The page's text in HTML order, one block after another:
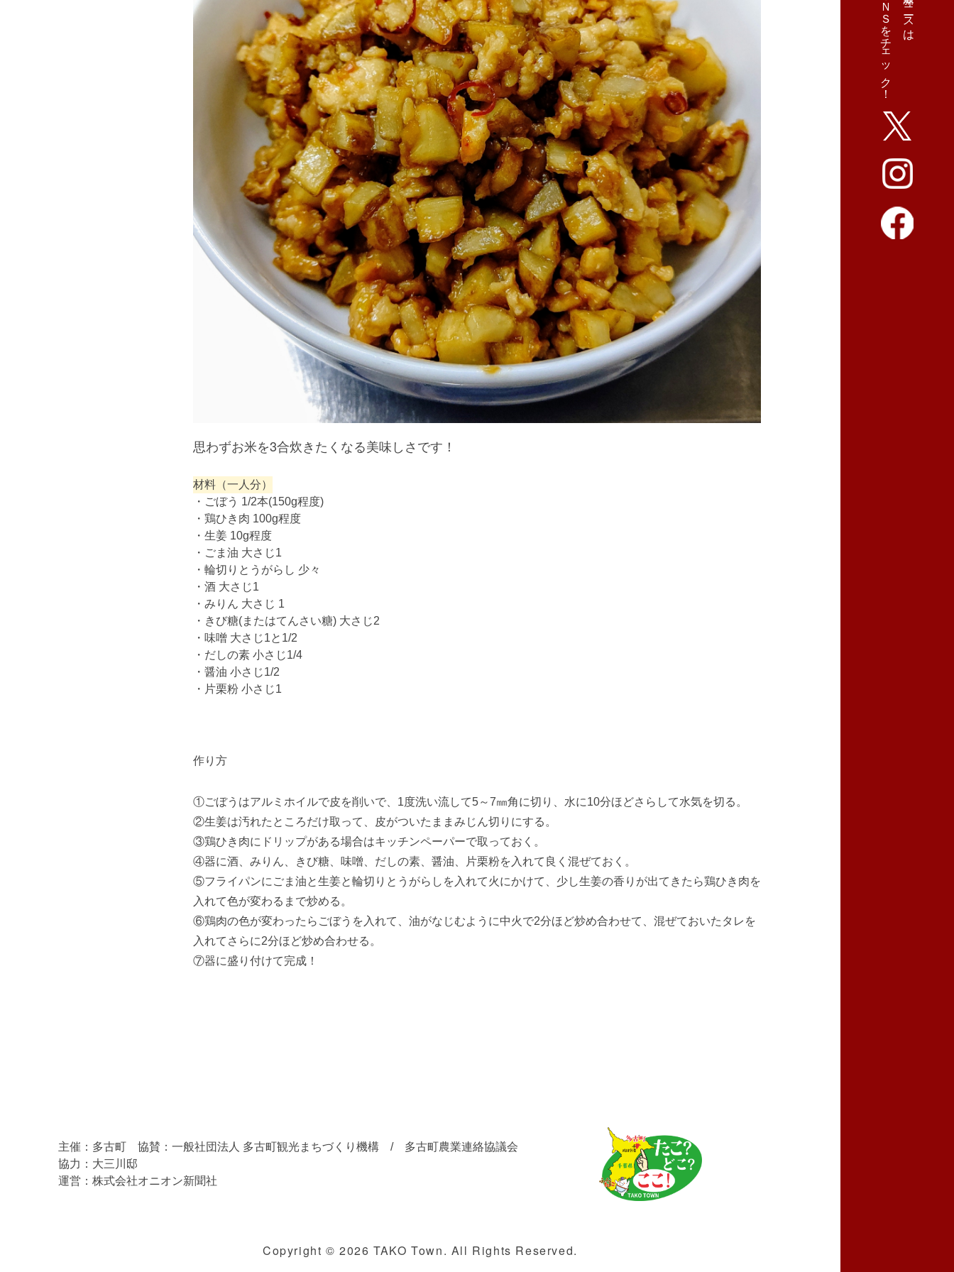
ＳＮＳをチェック！
思わずお米を3合炊きたくなる美味しさです！
材料（一人分）
・ごぼう 1/2本(150g程度)
・鶏ひき肉 100g程度
・生姜 10g程度
・ごま油 大さじ1
・輪切りとうがらし 少々
・酒 大さじ1
・みりん 大さじ 1
・きび糖(またはてんさい糖) 大さじ2
・味噌 大さじ1と1/2
・だしの素 小さじ1/4
・醤油 小さじ1/2
・片栗粉 小さじ1
作り方
①ごぼうはアルミホイルで皮を削いで、1度洗い流して5～7㎜角に切り、水に10分ほどさらして水気を切る。
②生姜は汚れたところだけ取って、皮がついたままみじん切りにする。
③鶏ひき肉にドリップがある場合はキッチンペーパーで取っておく。
④器に酒、みりん、きび糖、味噌、だしの素、醤油、片栗粉を入れて良く混ぜておく。
⑤フライパンにごま油と生姜と輪切りとうがらしを入れて火にかけて、少し生姜の香りが出てきたら鶏ひき肉を
入れて色が変わるまで炒める。
⑥鶏肉の色が変わったらごぼうを入れて、油がなじむように中火で2分ほど炒め合わせて、混ぜておいたタレを
入れてさらに2分ほど炒め合わせる。
⑦器に盛り付けて完成！
主催：多古町 協賛：一般社団法人 多古町観光まちづくり機構 / 多古町農業連絡協議会
協力：大三川邸
運営：株式会社オニオン新聞社
Copyright © 2026 TAKO Town. All Rights Reserved.